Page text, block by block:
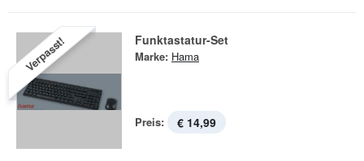
Verpasst! Funktastatur-Set
Marke: Hama
Preis: € 14,99